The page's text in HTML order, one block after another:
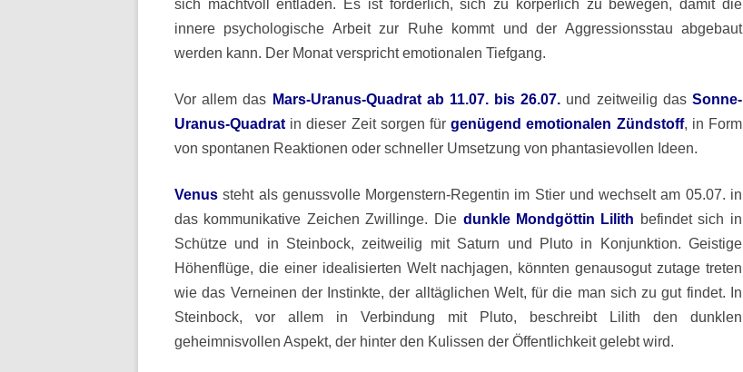
sich machtvoll entladen. Es ist förderlich, sich zu körperlich zu bewegen, damit die
innere psychologische Arbeit zur Ruhe kommt und der Aggressionsstau abgebaut
werden kann. Der Monat verspricht emotionalen Tiefgang.
Vor allem das Mars-Uranus-Quadrat ab 11.07. bis 26.07. und zeitweilig das Sonne-
Uranus-Quadrat in dieser Zeit sorgen fürgenügend emotionalen Zündstoff, in Form
von spontanen Reaktionen oder schneller Umsetzung von phantasievollen Ideen.
Venus steht als genussvolle Morgenstern-Regentin im Stier und wechselt am 05.07. in
das kommunikative Zeichen Zwillinge. Die dunkle Mondgöttin Lilith befindet sich in
Schütze und in Steinbock, zeitweilig mit Saturn und Pluto in Konjunktion. Geistige
Höhenflüge, die einer idealisierten Welt nachjagen, könnten genausogut zutage treten
wie das Verneinen der Instinkte, der alltäglichen Welt, für die man sich zu gut findet. In
Steinbock, vor allem in Verbindung mit Pluto, beschreibt Lilith den dunklen
geheimnisvollen Aspekt, der hinter den Kulissen der Öffentlichkeit gelebt wird.